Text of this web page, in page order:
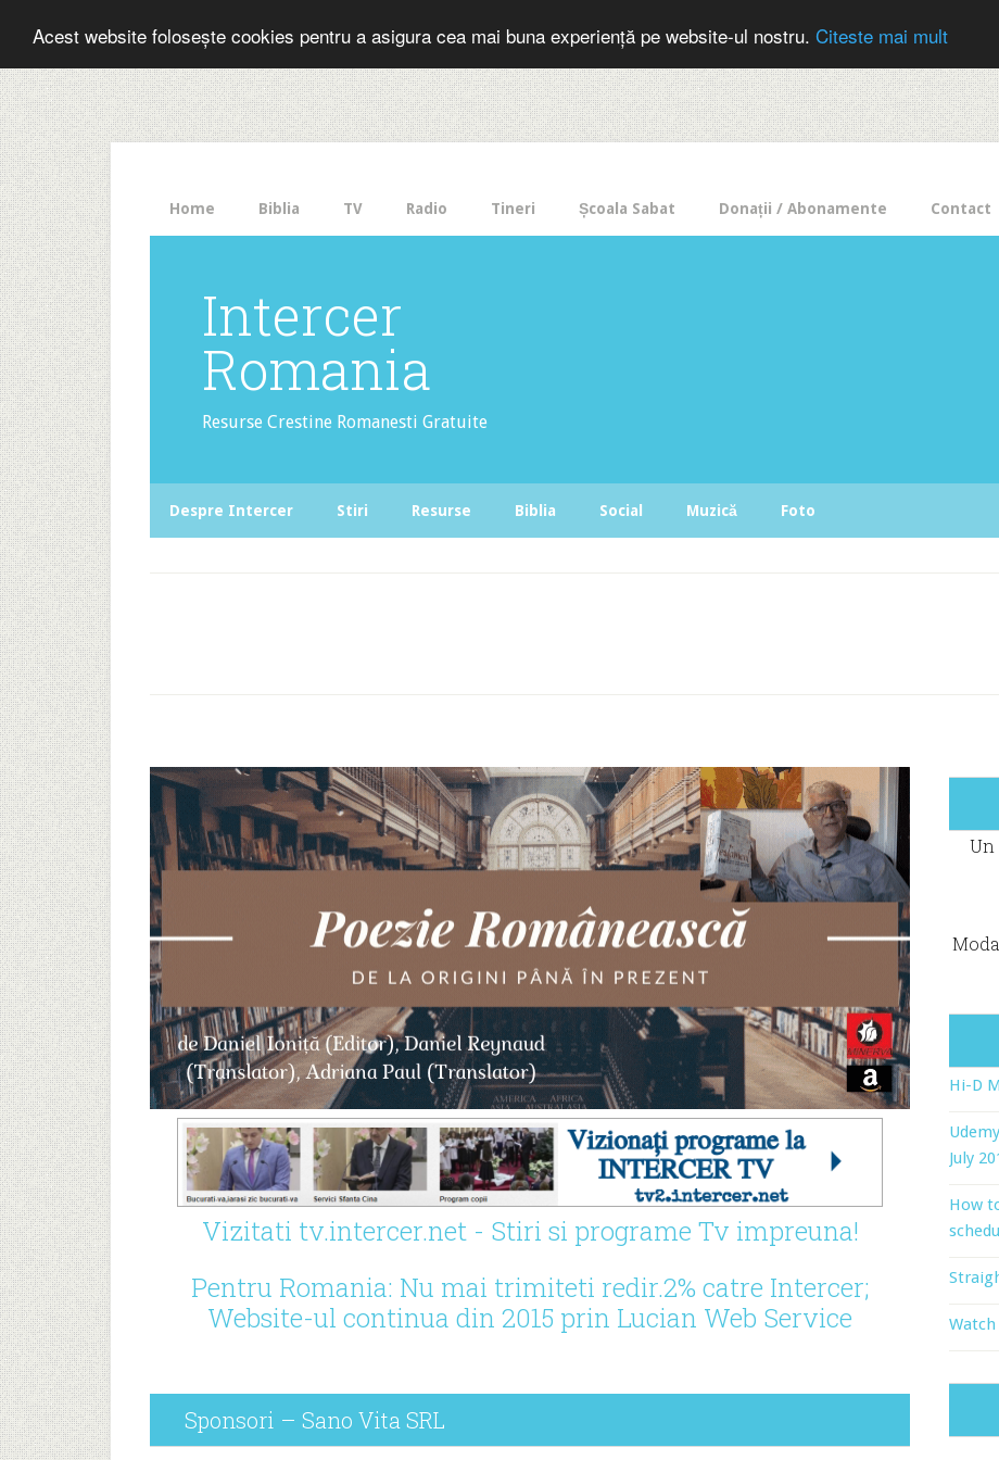
Acest website folosește cookies pentru a asigura cea mai buna experiență pe website-ul nostru. Citeste mai mult
The
HelloBar
- a
little
bar
that
gets
noticed!
Home Biblia TV Radio Tineri Școala Sabat Donații / Abonamente Contact
Intercer
Romania
Resurse Crestine Romanesti Gratuite
Despre Intercer Stiri Resurse Biblia Social Muzică Foto
Vizitati tv.intercer.net - Stiri si programe Tv impreuna!
Pentru Romania: Nu mai trimiteti redir.2% catre Intercer;
Website-ul continua din 2015 prin Lucian Web Service
Sponsori – Sano Vita SRL
Un
Hi-D
July
How